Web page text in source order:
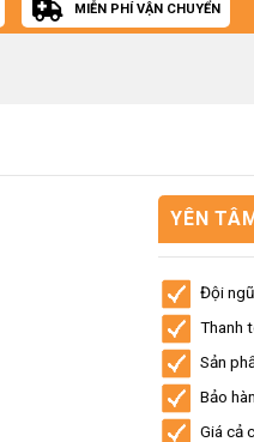
MIỄN PHÍ VẬN CHUYỂN
YÊN
Đội
Thanh
Sản
Bảo
Giá cả